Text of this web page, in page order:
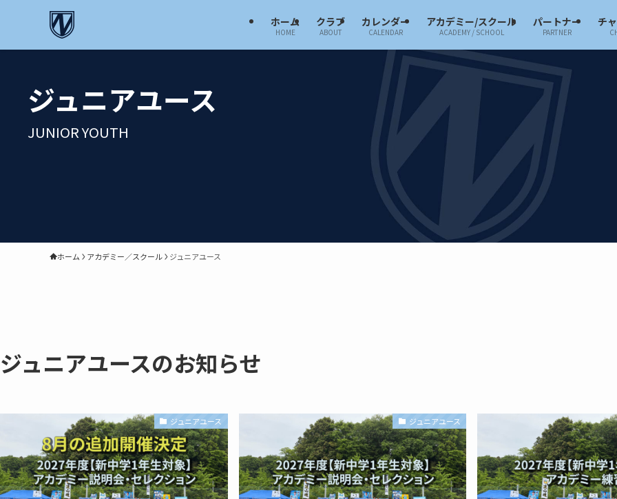
ホーム
HOME
クラブ
ABOUT
カレンダー
CALENDAR
アカデミー/スクール
ACADEMY / SCHOOL
パートナー
PARTNER
チ
ジュニアユース
JUNIOR YOUTH
ホーム アカデミー／スクール ジュニアユース
ジュニアユースのお知らせ
ジュニアユース ジュニアユース